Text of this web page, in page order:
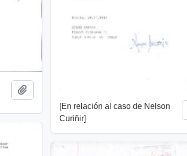
[En relación al caso de Nelson
Curiñir]